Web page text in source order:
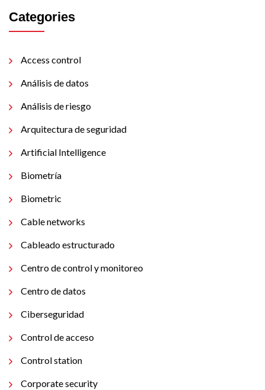
Categories
Access control
Análisis de datos
Análisis de riesgo
Arquitectura de seguridad
Artificial Intelligence
Biometría
Biometric
Cable networks
Cableado estructurado
Centro de control y monitoreo
Centro de datos
Ciberseguridad
Control de acceso
Control station
Corporate security